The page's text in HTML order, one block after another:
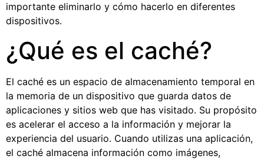
importante eliminarlo y cómo hacerlo en diferentes
dispositivos.
¿Qué es el caché?
El caché es un espacio de almacenamiento temporal en
la memoria de un dispositivo que guarda datos de
aplicaciones y sitios web que has visitado. Su propósito
es acelerar el acceso a la información y mejorar la
experiencia del usuario. Cuando utilizas una aplicación,
el caché almacena información como imágenes,